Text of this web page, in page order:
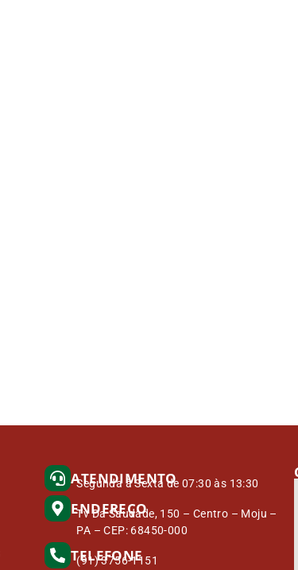
ATENDIMENTO
Segunda à Sexta de 07:30 às 13:30
ENDEREÇO
Tv Da Saudade, 150 – Centro – Moju –
PA – CEP: 68450-000
TELEFONE
(91) 3756-1151